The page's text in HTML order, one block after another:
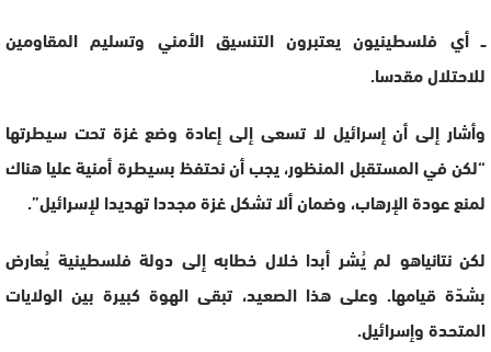
ــ أي فلسطينيون يعتبرون التنسيق الأمني وتسليم المقاومين
للاحتلال مقدسا.
وأشار إلى أن إسرائيل لا تسعى إلى إعادة وضع غزة تحت سيطرتها
“لكن في المستقبل المنظور، يجب أن نحتفظ بسيطرة أمنية عليا هناك
لمنع عودة الإرهاب، وضمان ألا تشكل غزة مجددا تهديدا لإسرائيل”.
لكن نتانياهو لم يُشر أبدا خلال خطابه إلى دولة فلسطينية يُعارض
بشدّة قيامها. وعلى هذا الصعيد، تبقى الهوة كبيرة بين الولايات
المتحدة وإسرائيل.